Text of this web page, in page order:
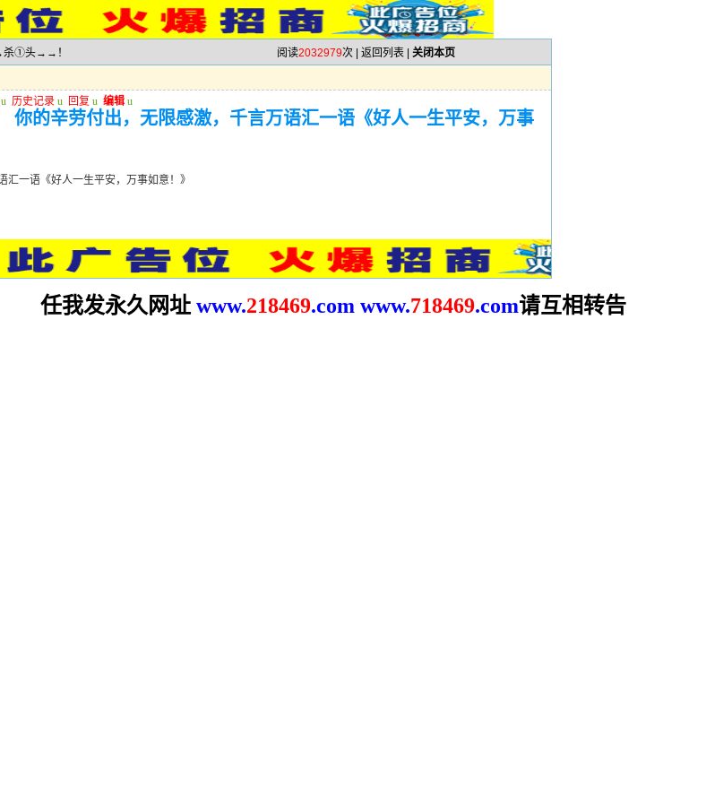
①头→→！ 阅读2032979次 | 返回列表 关闭本页
u 历史记录 u 回复 u 编辑 u
你的辛劳付出，无限感激，千言万语汇一语《好人一生平安，万事
一语《好人一生平安，万事如意！》
任我发永久网址 www.218469.com www.718469.com请互相转告